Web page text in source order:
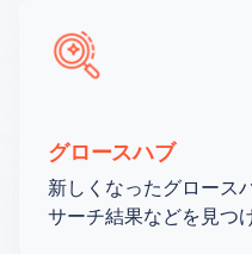
グロースハブ
新しくなったグロース
サーチ結果などを見つ